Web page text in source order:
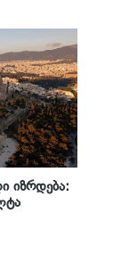
იზრდება: